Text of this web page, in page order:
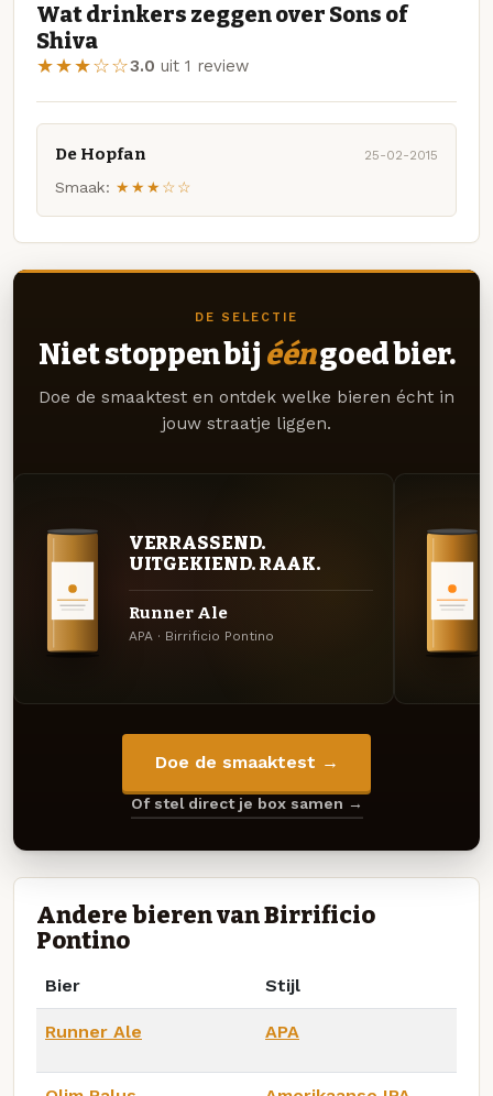
Wat drinkers zeggen over Sons of
Shiva
★★★☆☆3.0 uit 1 review
De Hopfan 25-02-2015
Smaak: ★★★☆☆
DE SELECTIE
Niet stoppen bij ééngoed bier.
Doe de smaaktest en ontdek welke bieren écht in
jouw straatje liggen.
VERRASSEND.
UITGEKIEND. RAAK.
Runner Ale
APA · Birrificio Pontino
Doe de smaaktest →
Of stel direct je box samen →
Andere bieren van Birrificio
Pontino
Bier Stijl
Runner Ale APA